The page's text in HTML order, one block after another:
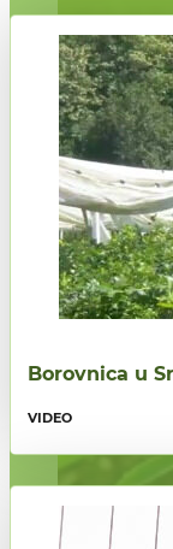
Borovnica u
VIDEO